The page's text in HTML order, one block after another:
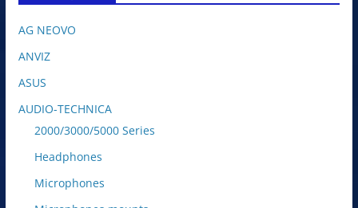
AG NEOVO
ANVIZ
ASUS
AUDIO-TECHNICA
2000/3000/5000 Series
Headphones
Microphones